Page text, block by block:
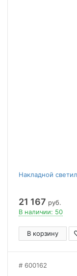
Накладной
21 167 руб.
В наличии: 50
В корзину
600162